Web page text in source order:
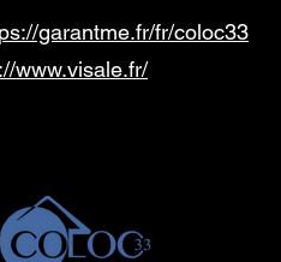
garantme.fr/fr/coloc33
www.visale.fr/